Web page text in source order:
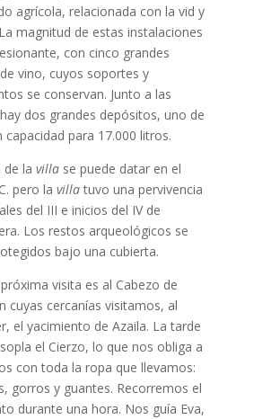
agrícola, relacionada con la vid y
magnitud de estas instalaciones
con cinco grandes
vino, cuyos soportes y
se conservan. Junto a las
dos grandes depósitos, uno de
capacidad para 17.000 litros.
de la villa se puede datar en el
pero la villatuvo una pervivencia
del III e inicios del IV de
Los restos arqueológicos se
bajo una cubierta.
visita es al Cabezo de
cuyas cercanías visitamos, al
el yacimiento de Azaila. La tarde
el Cierzo, lo que nos obliga a
con toda la ropa que llevamos:
gorros y guantes. Recorremos el
durante una hora. Nos guía Eva,